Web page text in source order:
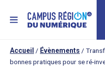
MENU
Accueil / Évènements /
bonnes pratiques pour se ré-